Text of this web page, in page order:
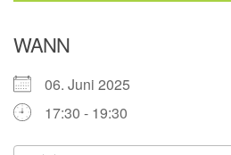
WANN
06. Juni 2025
17:30 - 19:30